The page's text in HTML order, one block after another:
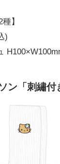
】
)
ン「刺繡